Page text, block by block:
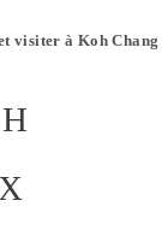
visiter à Koh Chang